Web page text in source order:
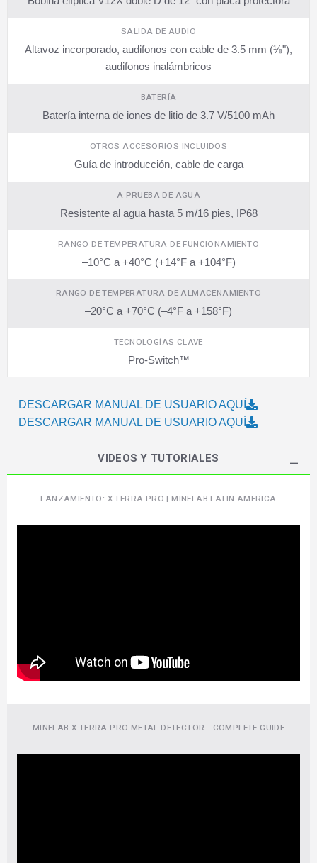
SALIDA DE AUDIO
Altavoz incorporado, audifonos con cable de 3.5 mm (⅛"),
audifonos inalámbricos
BATERÍA
Batería interna de iones de litio de 3.7 V/5100 mAh
OTROS ACCESORIOS INCLUIDOS
Guía de introducción, cable de carga
A PRUEBA DE AGUA
Resistente al agua hasta 5 m/16 pies, IP68
RANGO DE TEMPERATURA DE FUNCIONAMIENTO
–10°C a +40°C (+14°F a +104°F)
RANGO DE TEMPERATURA DE ALMACENAMIENTO
–20°C a +70°C (–4°F a +158°F)
TECNOLOGÍAS CLAVE
Pro-Switch™
DESCARGAR MANUAL DE USUARIO AQUÍ
DESCARGAR MANUAL DE USUARIO AQUÍ
VIDEOS Y TUTORIALES
LANZAMIENTO: X-TERRA PRO | MINELAB LATIN AMERICA
MINELAB X-TERRA PRO METAL DETECTOR - COMPLETE GUIDE